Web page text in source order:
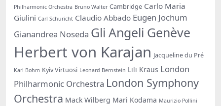
Philharmonic Orchestra Bruno Walter Cambridge Carlo Maria
Giulini Carl Schuricht Claudio Abbado Eugen Jochum
Gianandrea Noseda Gli Angeli Genève
Herbert von Karajan Jacqueline du Pré
Karl Bohm Kyiv Virtuosi Leonard Bernstein Lili Kraus London
Philharmonic Orchestra London Symphony
Orchestra Mack Wilberg Mari Kodama Maurizio Pollini